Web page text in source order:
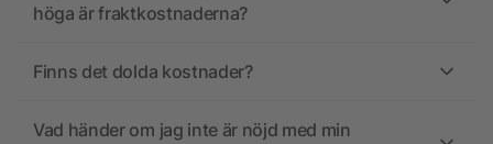
höga är fraktkostnaderna?
Finns det dolda kostnader?
Vad händer om jag inte är nöjd med min